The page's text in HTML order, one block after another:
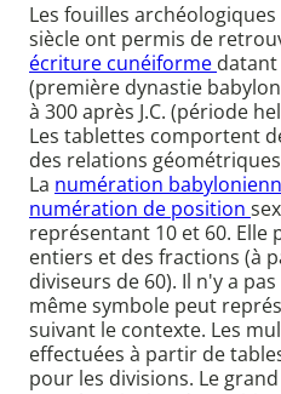
Les fouilles
siècle ont permis de
écriture cunéiforme datant
(première dynastie
à 300 après J.C. (période
Les tablettes comportent
des relations
La numération
numération de position
représentant 10 et 60. Elle
entiers et des fractions (à
diviseurs de 60). Il n'y a
même symbole peut
suivant le contexte. Les
effectuées à partir de
pour les divisions. Le